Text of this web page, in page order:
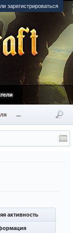
зарегистрироваться
активность
...